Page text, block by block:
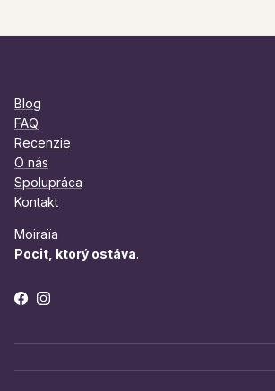
Blog
FAQ
Recenzie
O nás
Spolupráca
Kontakt
Moiraïa
Pocit, ktorý ostáva.
Facebook
Instagram